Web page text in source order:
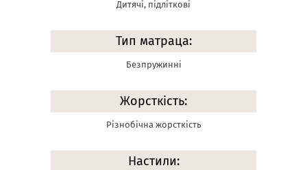
Дитячі, підліткові
Тип матраца:
Безпружинні
Жорсткість:
Різнобічна жорсткість
Настили: